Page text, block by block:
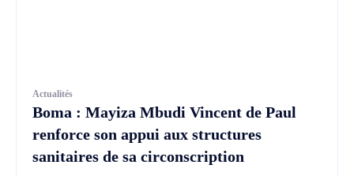
Actualités
Boma : Mayiza Mbudi Vincent de Paul
renforce son appui aux structures
sanitaires de sa circonscription